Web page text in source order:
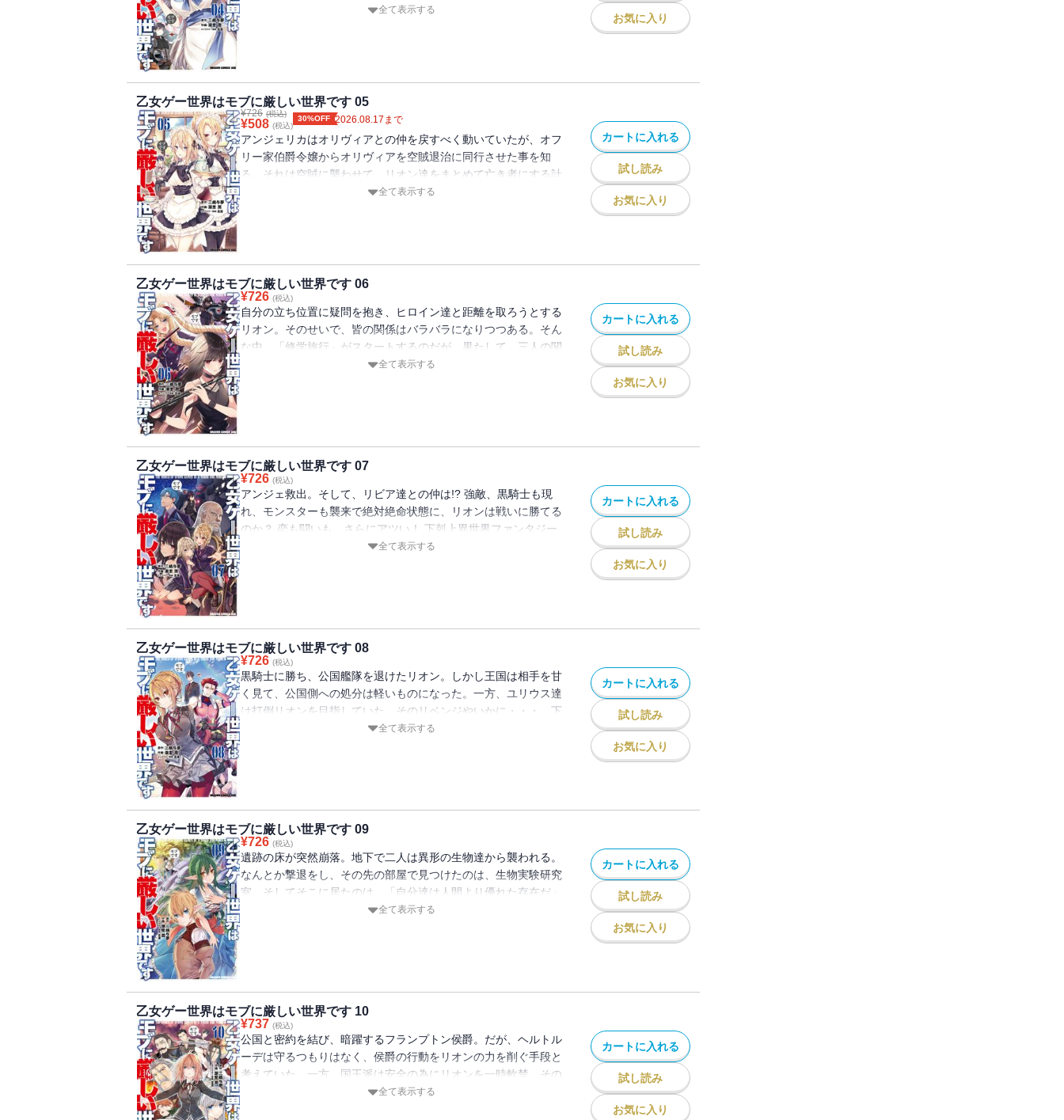
界ファンタジー、第４巻！ 全て表示する
お気に入り
乙女ゲー世界はモブに厳しい世界です 05
¥726 (税込)
¥508 (税込)
30%OFF 2026.08.17 まで
アンジェリカはオリヴィアとの仲を戻すべく動いていたが、オフ
リー家伯爵令嬢からオリヴィアを空賊退治に同行させた事を知
る。それは空賊に襲わせて、リオン達をまとめて亡き者にする計
全て表示する
カートに入れる
試し読み
お気に入り
乙女ゲー世界はモブに厳しい世界です 06
¥726 (税込)
自分の立ち位置に疑問を抱き、ヒロイン達と距離を取ろうとする
リオン。そのせいで、皆の関係はバラバラになりつつある。そん
な中、「修学旅行」がスタートするのだが、果たして、三人の関
係はどこへ向かうのか！？ 全て表示する
カートに入れる
試し読み
お気に入り
乙女ゲー世界はモブに厳しい世界です 07
¥726 (税込)
アンジェ救出。そして、リビア達との仲は!? 強敵、黒騎士も現
れ、モンスターも襲来で絶対絶命状態に、リオンは戦いに勝てる
のか？ 恋も闘いも、さらにアツい！ 下剋上異世界ファンタジー
全て表示する
カートに入れる
試し読み
お気に入り
乙女ゲー世界はモブに厳しい世界です 08
¥726 (税込)
黒騎士に勝ち、公国艦隊を退けたリオン。しかし王国は相手を甘
く見て、公国側への処分は軽いものになった。一方、ユリウス達
は打倒リオンを目指していた。そのリベンジやいかに・・・。下
剋上異世界ファンタジー第８巻！全て表示する
カートに入れる
試し読み
お気に入り
乙女ゲー世界はモブに厳しい世界です 09
¥726 (税込)
遺跡の床が突然崩落。地下で二人は異形の生物達から襲われる。
なんとか撃退をし、その先の部屋で見つけたのは、生物実験研究
室。そしてそこに居たのは、「自分達は人間より優れた存在だ」
と豪語するエルフ達だった。全て表示する
カートに入れる
試し読み
お気に入り
乙女ゲー世界はモブに厳しい世界です 10
¥737 (税込)
公国と密約を結び、暗躍するフランプトン侯爵。だが、ヘルトル
ーデは守るつもりはなく、侯爵の行動をリオンの力を削ぐ手段と
考えていた。一方、国王派は安全の為にリオンを一時軟禁。その
間も、事態は悪化の一途で！全て表示する
カートに入れる
試し読み
お気に入り